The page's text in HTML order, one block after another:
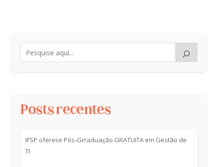
Posts recentes
IFSP oferece Pós-Grraduação GRATUITA em Gestão de
TI